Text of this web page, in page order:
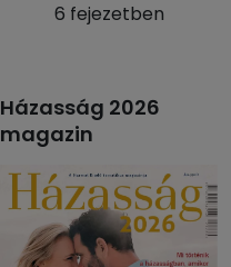
6 fejezetben
Házasság 2026
magazin